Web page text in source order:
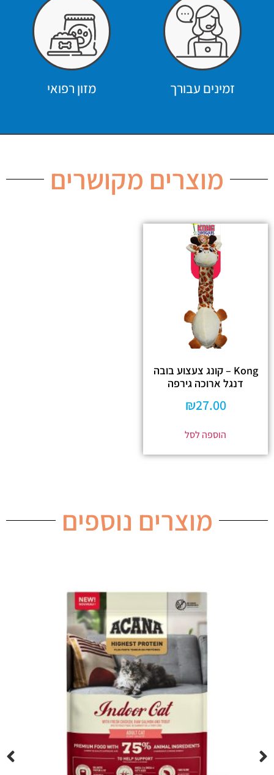
זמינים עבורך מזון רפואי
מוצרים מקושרים
Kong – קונג צעצוע בובה
דנגל ארוכה גירפה
₪27.00
הוספה לסל
מוצרים נוספים